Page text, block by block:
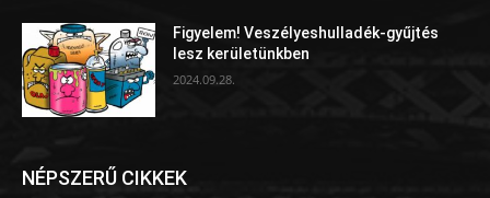
Figyelem! Veszélyeshulladék-gyűjtés
lesz kerületünkben
2024.09.28.
NÉPSZERŰ CIKKEK